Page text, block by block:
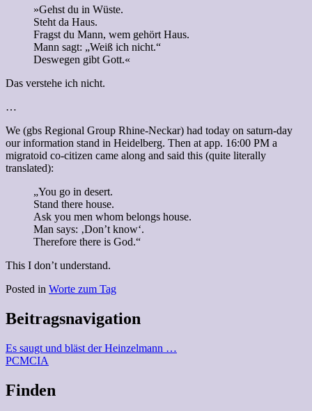
»Gehst du in Wüste.
Steht da Haus.
Fragst du Mann, wem gehört Haus.
Mann sagt: „Weiß ich nicht.“
Deswegen gibt Gott.«
Das verstehe ich nicht.
…
We (gbs Regional Group Rhine-Neckar) had today on saturn-day
our information stand in Heidelberg. Then at app. 16:00 PM a
migratoid co-citizen came along and said this (quite literally
translated):
„You go in desert.
Stand there house.
Ask you men whom belongs house.
Man says: ‚Don’t know‘.
Therefore there is God.“
This I don’t understand.
Posted in Worte zum Tag
Beitragsnavigation
Es saugt und bläst der Heinzelmann …
PCMCIA
Finden